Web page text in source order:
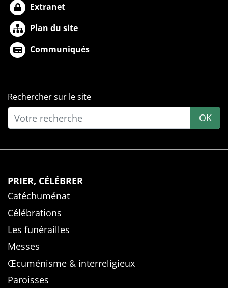
Extranet
Plan du site
Communiqués
Rechercher sur le site
OK
PRIER, CÉLÉBRER
Catéchuménat
Célébrations
Les funérailles
Messes
Œcuménisme & interreligieux
Paroisses